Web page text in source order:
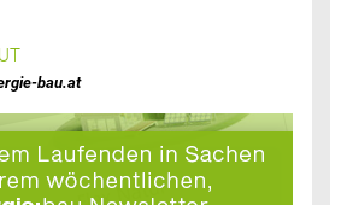
bau.at